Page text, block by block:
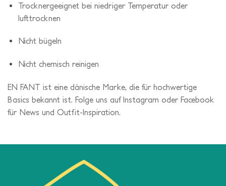
Trocknergeeignet bei niedriger Temperatur oder
lufttrocknen
Nicht bügeln
Nicht chemisch reinigen
EN FANT ist eine dänische Marke, die für hochwertige
Basics bekannt ist. Folge uns auf Instagram oder Facebook
für News und Outfit-Inspiration.